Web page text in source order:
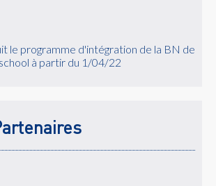
le programme d'intégration de la BN de
à partir du 1/04/22